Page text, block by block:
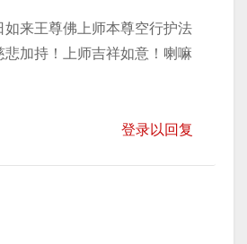
如来王尊佛上师本尊空行护法
加持！上师吉祥如意！喇嘛
登录以回复